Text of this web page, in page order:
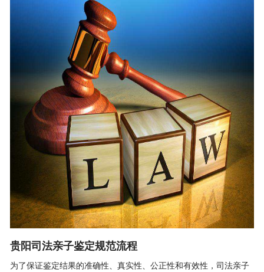
贵阳司法亲子鉴定规范流程
为了保证鉴定结果的准确性、真实性、公正性和有效性，司法亲子